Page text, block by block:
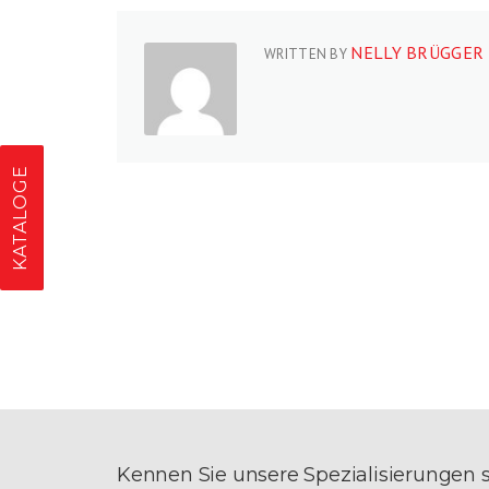
WRITTEN BY NELLY BRÜGGER
KATALOGE
Kennen Sie unsere Spezialisierungen